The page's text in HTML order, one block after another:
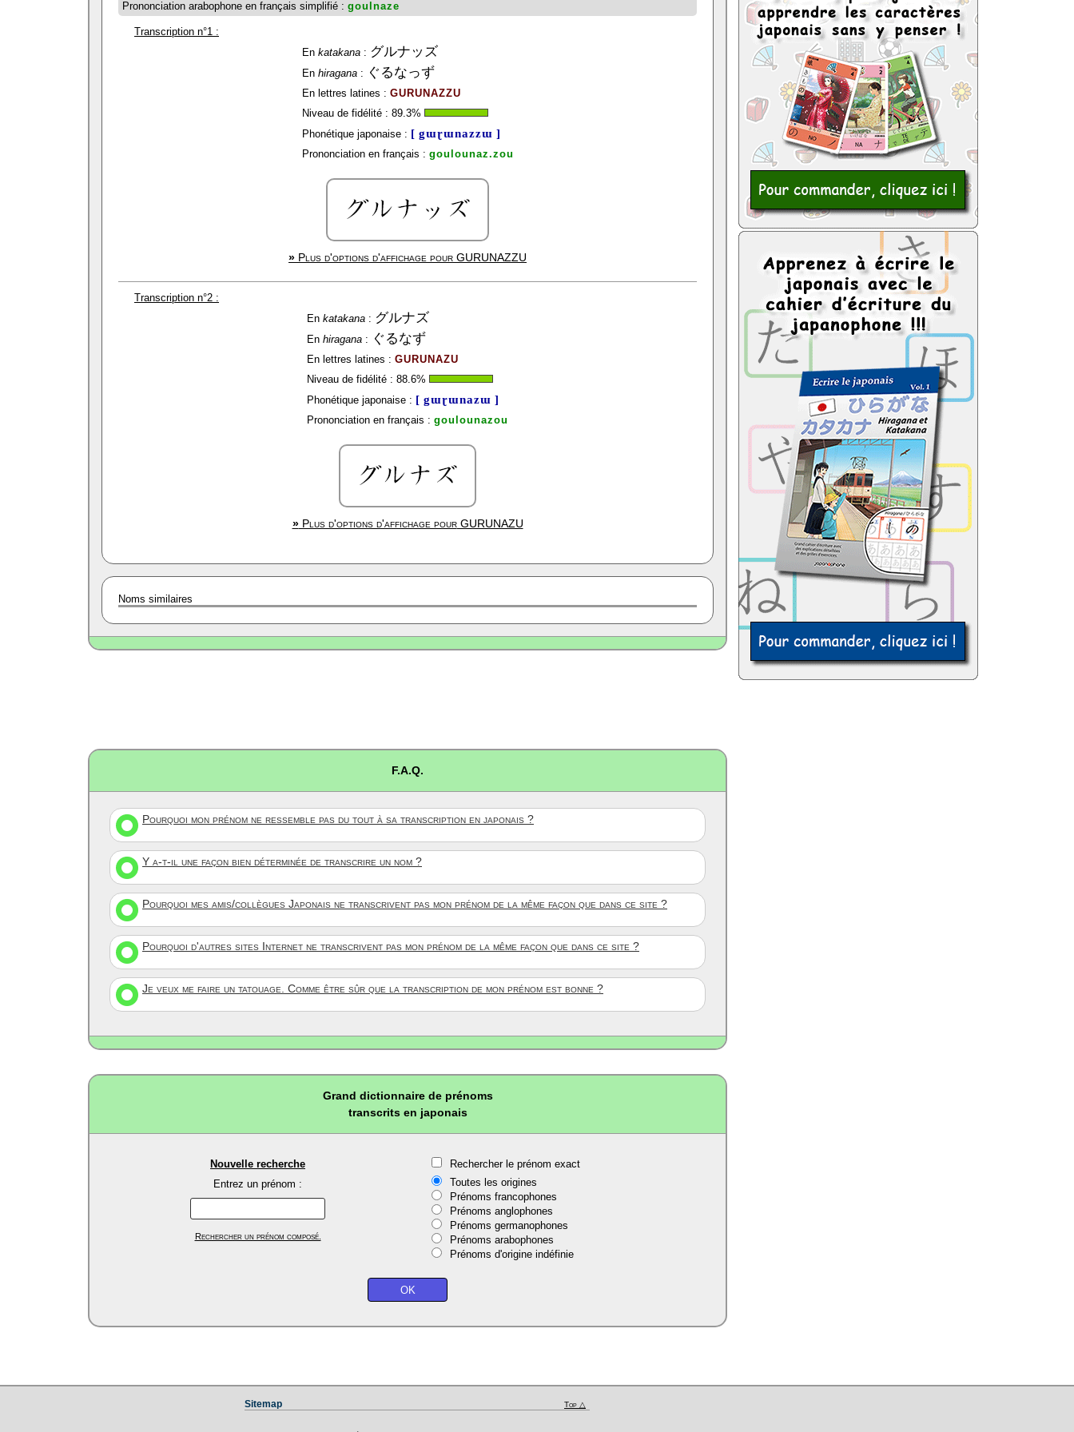
Prononciation arabophone en français simplifié : goulnaze
Transcription n°1 :
En katakana: グルナッズ
En hiragana: ぐるなっず
En lettres latines : GURUNAZZU
Niveau de fidélité : 89.3%
Phonétique japonaise : [ gɯɽɯnazzɯ ]
Prononciation en français : goulounaz.zou
» Plus d'options d'affichage pour GURUNAZZU
Transcription n°2 :
En katakana : グルナズ
En hiragana : ぐるなず
En lettres latines : GURUNAZU
Niveau de fidélité : 88.6%
Phonétique japonaise : [ gɯɽɯnazɯ ]
Prononciation en français : goulounazou
»Plus d'options d'affichage pourGURUNAZU
Noms similaires
F.A.Q.
Pourquoi mon prénom ne ressemble pas du tout à sa transcription en japonais ?
Y a-t-il une façon bien déterminée de transcrire un nom ?
Pourquoi mes amis/collègues Japonais ne transcrivent pas mon prénom de la même façon que dans ce site ?
Pourquoi d'autres sites Internet ne transcrivent pas mon prénom de la même façon que dans ce site ?
Je veux me faire un tatouage. Comme être sûr que la transcription de mon prénom est bonne ?
Grand dictionnaire de prénoms
transcrits en japonais
Nouvelle recherche
Entrez un prénom :
Rechercher un prénom composé.
Rechercher le prénom exact
Toutes les origines
Prénoms francophones
Prénoms anglophones
Prénoms germanophones
Prénoms arabophones
Prénoms d'origine indéfinie
Sitemap Top △